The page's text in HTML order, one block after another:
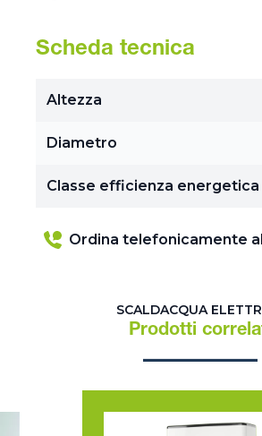
Scheda tecnica
Altezza
Diametro
Classe efficienza energetica
Ordina telefonicamente al
SCALDACQUA
Prodotti